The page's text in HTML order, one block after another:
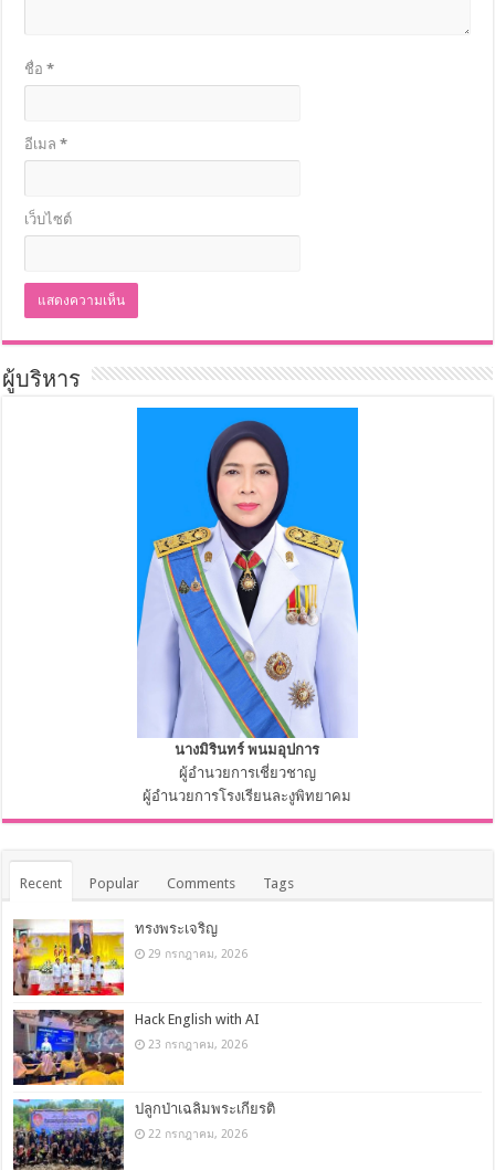
ชื่อ*
อีเมล*
เว็บไซต์
ผู้บริหาร
นางมิรินทร์ พนมอุปการ
ผู้อำนวยการเชี่ยวชาญ
ผู้อำนวยการโรงเรียนละงูพิทยาคม
Recent Popular Comments Tags
ทรงพระเจริญ
29 กรกฎาคม, 2026
Hack English with AI
23 กรกฎาคม, 2026
ปลูกป่าเฉลิมพระเกียรติ
22 กรกฎาคม, 2026